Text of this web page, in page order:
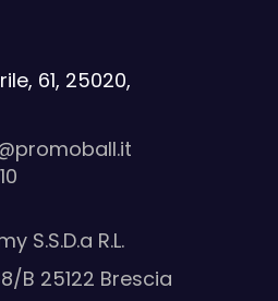
61, 25020,
S.S.D.a R.L.
B 25122 Brescia